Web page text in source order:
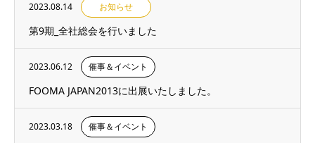
2023.08.14 お知らせ
第9期_全社総会を行いました
2023.06.12 催事＆イベント
FOOMA JAPAN2013に出展いたしました。
2023.03.18 催事＆イベント